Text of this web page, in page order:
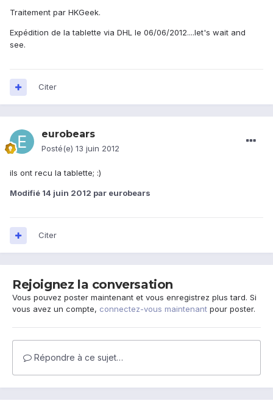
Traitement par HKGeek.
Expédition de la tablette via DHL le 06/06/2012....let's wait and
see.
Citer
eurobears
Posté(e) 13 juin 2012
ils ont recu la tablette; :)
Modifié 14 juin 2012 par eurobears
Citer
Rejoignez la conversation
Vous pouvez poster maintenant et vous enregistrez plus tard. Si
vous avez un compte, connectez-vous maintenant pour poster.
Répondre à ce sujet…